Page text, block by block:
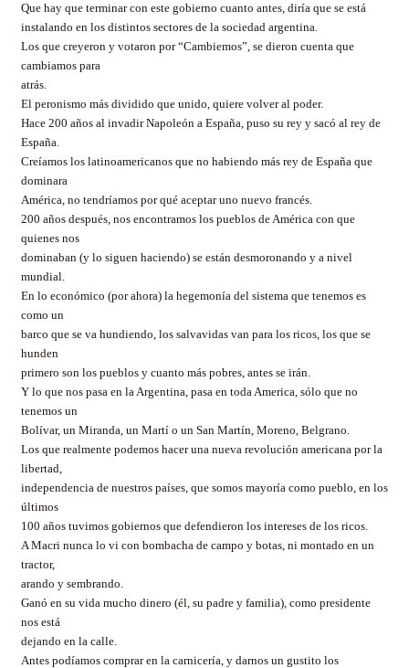
Que hay que terminar con este gobierno cuanto antes, diría que se está
instalando en los distintos sectores de la sociedad argentina.
Los que creyeron y votaron por “Cambiemos”, se dieron cuenta que
cambiamos para
atrás.
El peronismo más dividido que unido, quiere volver al poder.
Hace 200 años al invadir Napoleón a España, puso su rey y sacó al rey de
España.
Creíamos los latinoamericanos que no habiendo más rey de España que
dominara
América, no tendríamos por qué aceptar uno nuevo francés.
200 años después, nos encontramos los pueblos de América con que
quienes nos
dominaban (y lo siguen haciendo) se están desmoronando y a nivel
mundial.
En lo económico (por ahora) la hegemonía del sistema que tenemos es
como un
barco que se va hundiendo, los salvavidas van para los ricos, los que se
hunden
primero son los pueblos y cuanto más pobres, antes se irán.
Y lo que nos pasa en la Argentina, pasa en toda America, sólo que no
tenemos un
Bolívar, un Miranda, un Martí o un San Martín, Moreno, Belgrano.
Los que realmente podemos hacer una nueva revolución americana por la
libertad,
independencia de nuestros países, que somos mayoría como pueblo, en los
últimos
100 años tuvimos gobiernos que defendieron los intereses de los ricos.
A Macri nunca lo vi con bombacha de campo y botas, ni montado en un
tractor,
arando y sembrando.
Ganó en su vida mucho dinero (él, su padre y familia), como presidente
nos está
dejando en la calle.
Antes podíamos comprar en la carnicería, y darnos un gustito los